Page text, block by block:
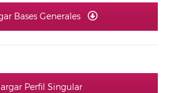
Bases Generales
Perfil Singular